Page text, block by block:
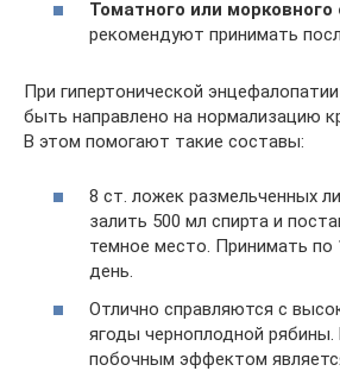
Томатного или морковного
рекомендуют принимать
При гипертонической
быть направлено на нормализацию
В этом помогают такие составы:
8 ст. ложек размельченных
залить 500 мл спирта и
темное место. Принимать по
день.
Отлично справляются с
ягоды черноплодной
побочным эффектом